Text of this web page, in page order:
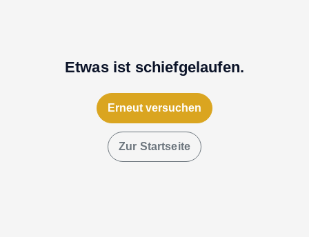
Etwas ist schiefgelaufen.
Erneut versuchen
Zur Startseite